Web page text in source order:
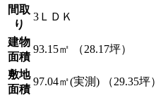
間取
り
3ＬＤＫ
建物
面積
93.15㎡ （28.17坪）
敷地
面積
97.04㎡(実測) （29.35坪）